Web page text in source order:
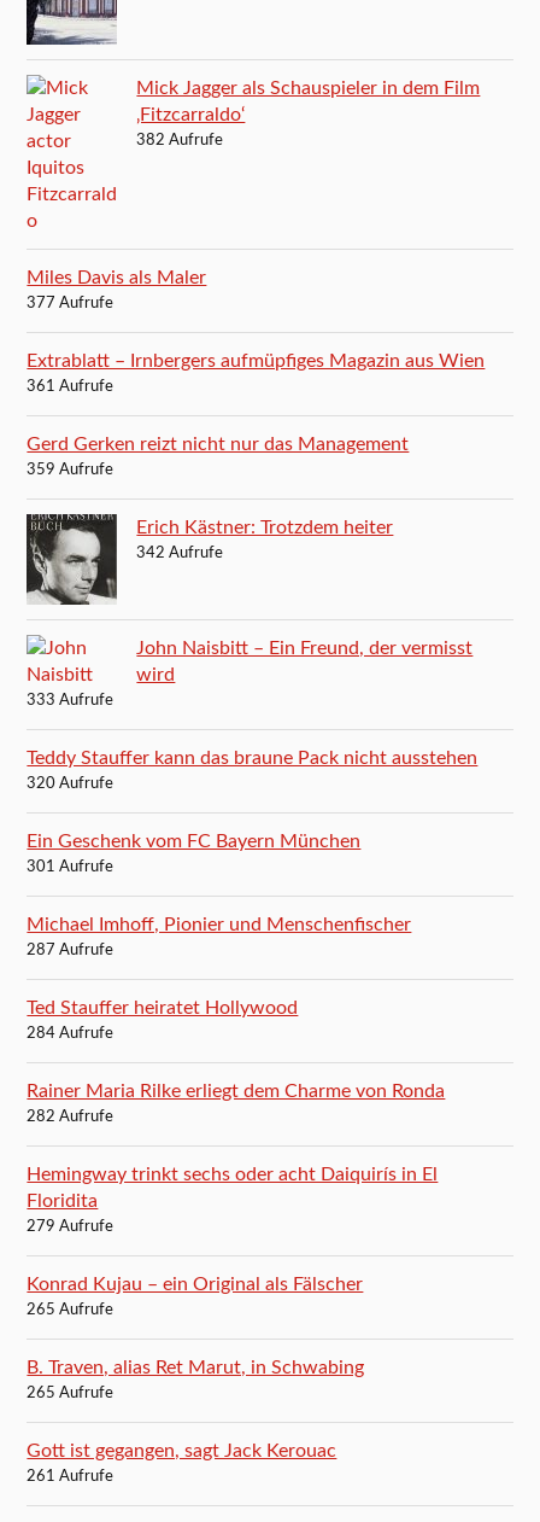
Mick Jagger als Schauspieler in dem Film
‚Fitzcarraldo‘
382 Aufrufe
Miles Davis als Maler
377 Aufrufe
Extrablatt – Irnbergers aufmüpfiges Magazin aus Wien
361 Aufrufe
Gerd Gerken reizt nicht nur das Management
359 Aufrufe
Erich Kästner: Trotzdem heiter
342 Aufrufe
John Naisbitt – Ein Freund, der vermisst
wird
333 Aufrufe
Teddy Stauffer kann das braune Pack nicht ausstehen
320 Aufrufe
Ein Geschenk vom FC Bayern München
301 Aufrufe
Michael Imhoff, Pionier und Menschenfischer
287 Aufrufe
Ted Stauffer heiratet Hollywood
284 Aufrufe
Rainer Maria Rilke erliegt dem Charme von Ronda
282 Aufrufe
Hemingway trinkt sechs oder acht Daiquirís in El
Floridita
279 Aufrufe
Konrad Kujau – ein Original als Fälscher
265 Aufrufe
B. Traven, alias Ret Marut, in Schwabing
265 Aufrufe
Gott ist gegangen, sagt Jack Kerouac
261 Aufrufe